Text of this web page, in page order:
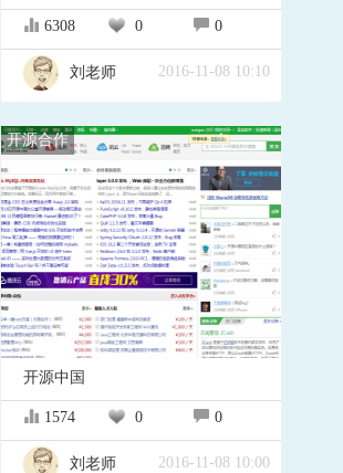
6308 0 0
刘老师 2016-11-08 10:10
开源合作
开源中国
1574 0 0
刘老师 2016-11-08 10:00